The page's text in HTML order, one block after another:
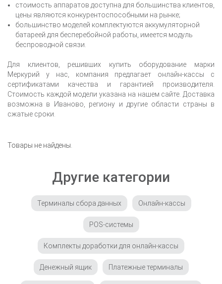
стоимость аппаратов доступна для большинства клиентов,
цены являются конкурентоспособными на рынке;
большинство моделей комплектуются аккумуляторной
батареей для бесперебойной работы, имеется модуль
беспроводной связи.
Для клиентов, решивших купить оборудование марки
Меркурий у нас, компания предлагает онлайн-кассы с
сертификатами качества и гарантией производителя.
Стоимость каждой модели указана на нашем сайте. Доставка
возможна в Иваново, региону и другие области страны в
сжатые сроки.
Товары не найдены.
Другие категории
Терминалы сбора данных Онлайн-кассы
POS-системы
Комплекты доработки для онлайн-кассы
Денежный ящик Платежные терминалы